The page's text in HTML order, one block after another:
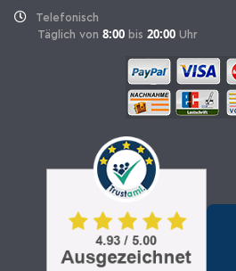
Telefonisch
Täglich von 8:00 bis 20:00 Uhr